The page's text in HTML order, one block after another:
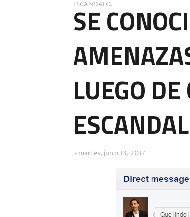
ESCANDALO.
SE
LUEGO
martes, junio 13, 2017